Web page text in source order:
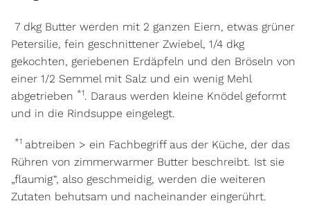
7 dkg Butter werden mit 2 ganzen Eiern, etwas grüner
Petersilie, fein geschnittenerZwiebel, 1/4 dkg
gekochten, geriebenen Erdäpfeln und den Bröseln von
einer 1/2 Semmelmit Salz und ein wenig Mehl
abgetrieben*1. Daraus werden kleine Knödel geformt
und in die Rindsuppe eingelegt.
*1 abtreiben > ein Fachbegriff aus der Küche, der das
Rühren von zimmerwarmer Butter beschreibt. Ist sie
„flaumig“, also geschmeidig, werden die weiteren
Zutaten behutsam und nacheinander eingerührt.